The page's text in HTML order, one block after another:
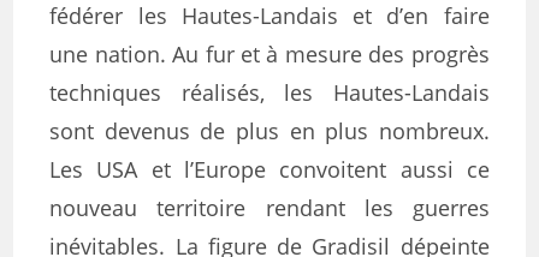
fédérer les Hautes-Landais et d’en faire
une nation. Au fur et à mesure des progrès
techniques réalisés, les Hautes-Landais
sont devenus de plus en plus nombreux.
Les USA et l’Europe convoitent aussi ce
nouveau territoire rendant les guerres
inévitables. La figure de Gradisil dépeinte